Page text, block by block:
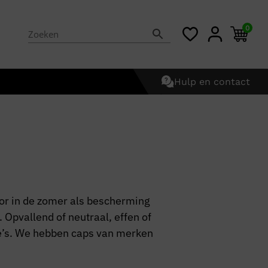
0
Hulp en contact
in de zomer als bescherming
Opvallend of neutraal, effen of
We hebben caps van merken